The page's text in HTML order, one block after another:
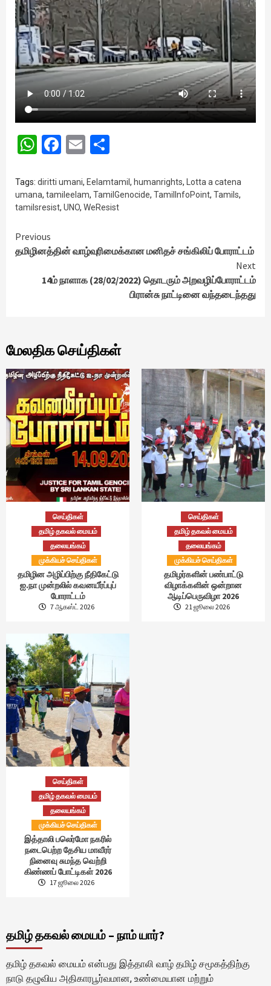
WhatsApp
Facebook
Email
Tags: diritti umani, Eelamtamil , humanrights,
Lotta a catena
umana, tamileelam, TamilGenocide, TamilInfoPoint, Tamils,
tamilsresist, UNO, WeResist
Continue
Reading
Previous
தமிழினத்தின் வாழ்வுரிமைக்கான மனிதச் சங்கிலிப் போராட்டம்
Next
14ம் நாளாக (28/02/2022) தொடரும் அறவழிப்போராட்டம்
பிரான்சு நாட்டினை வந்தடைந்தது
மேலதிக செய்திகள்
செய்திகள்
தமிழ் தகவல் மையம்
தலையங்கம்
முக்கியச் செய்திகள்
தமிழின அழிப்பிற்கு நீதிகேட்டு
ஐ.நா முன்றலில் கவனயீர்ப்புப்
போராட்டம்
7 ஆகஸ்ட் 2026
செய்திகள்
தமிழ் தகவல் மையம்
தலையங்கம்
முக்கியச் செய்திகள்
தமிழர்களின் பண்பாட்டு
விழாக்களின் ஒன்றான
ஆடிப்பெருவிழா 2026
21 ஜூலை 2026
செய்திகள்
தமிழ் தகவல் மையம்
தலையங்கம்
முக்கியச் செய்திகள்
இத்தாலி பலெர்மோ நகரில்
நடைபெற்ற தேசிய மாவீரர்
நினைவு சுமந்த வெற்றி
கிண்ணப் போட்டிகள் 2026
17 ஜூலை 2026
தமிழ் தகவல் மையம் – நாம் யார்?
தமிழ் தகவல் மையம் என்பது இத்தாலி வாழ் தமிழ் சமூகத்திற்கு
நாடு தழுவிய அதிகாரபூர்வமான, உண்மையான மற்றும்